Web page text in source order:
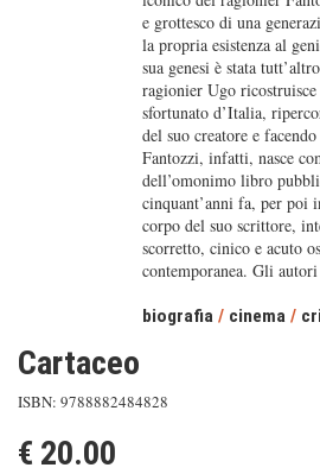
e grottesco di una
la propria esistenza al
sua genesi è stata
ragionier Ugo
sfortunato d’Italia,
del suo creatore e
Fantozzi, infatti, nasce
dell’omonimo libro
cinquant’anni fa, per poi
corpo del suo scrittore,
scorretto, cinico e acuto
contemporanea. Gli
biografia / cinema /
Cartaceo
ISBN: 9788882484828
€ 20.00